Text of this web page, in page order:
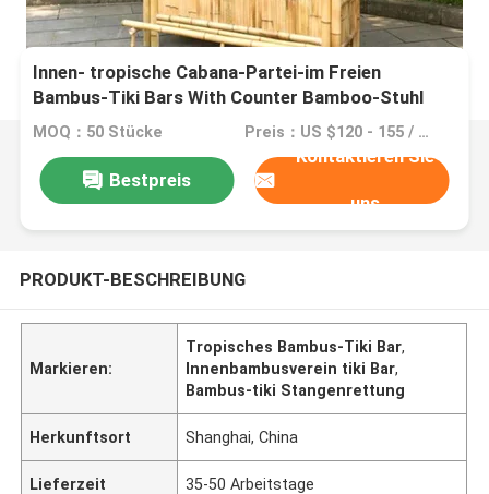
Innen- tropische Cabana-Partei-im Freien
Bambus-Tiki Bars With Counter Bamboo-Stuhl
MOQ：50 Stücke Preis：US $120 - 155 / Pieces
Bestpreis
Kontaktieren Sie
uns
PRODUKT-BESCHREIBUNG
Markieren:
Tropisches Bambus-Tiki Bar,
Innenbambusverein tiki Bar,
Bambus-tiki Stangenrettung
Herkunftsort Shanghai, China
Lieferzeit 35-50 Arbeitstage